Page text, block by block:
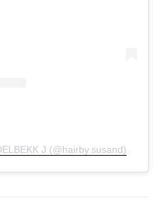
J (@hairby.susand)